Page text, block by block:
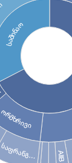
ორმხრივი
AIIB
საფრანგ…
საშინაო